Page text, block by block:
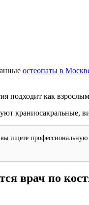
остеопаты в
подходит как
краниосакральные,
ищете
врач по